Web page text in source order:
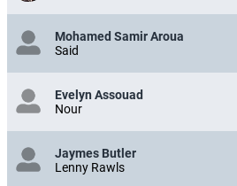
Mohamed Samir Aroua
Said
Evelyn Assouad
Nour
Jaymes Butler
Lenny Rawls